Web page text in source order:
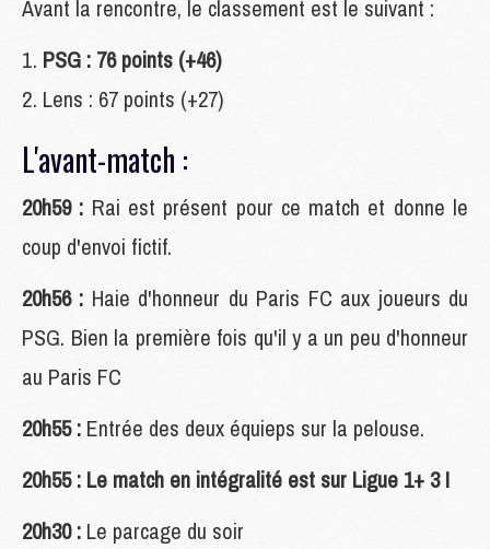
Avant la rencontre, le classement est le suivant :
PSG : 76 points (+46)
Lens : 67 points (+27)
L'avant-match :
20h59 : Rai est présent pour ce match et donne le
coup d'envoi fictif.
20h56 : Haie d'honneur du Paris FC aux joueurs du
PSG. Bien la première fois qu'il y a un peu d'honneur
au Paris FC
20h55 : Entrée des deux équieps sur la pelouse.
20h55 : Le match en intégralité est sur Ligue 1+ 3 !
20h30 : Le parcage du soir